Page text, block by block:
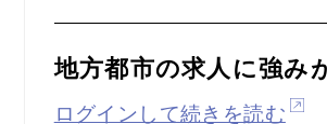
地方都市の求人に強み
ログインして続きを読む